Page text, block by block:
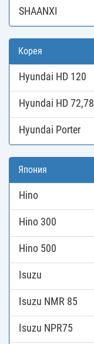
SHAANXI
Корея
Hyundai HD 120
Hyundai HD 72,78
Hyundai Porter
Япония
Hino
Hino 300
Hino 500
Isuzu
Isuzu NMR 85
Isuzu NPR75